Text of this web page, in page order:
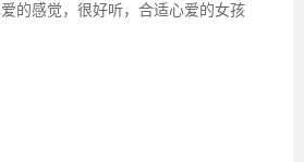
的感觉，很好听，合适心爱的女孩